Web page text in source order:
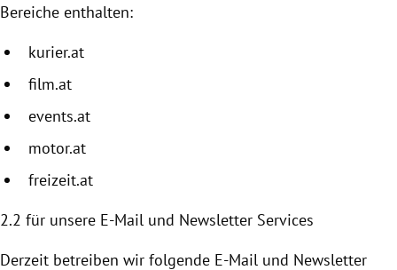
Bereiche enthalten:
kurier.at
film.at
events.at
motor.at
freizeit.at
2.2 für unsere E-Mail und Newsletter Services
Derzeit betreiben wir folgende E-Mail und Newsletter